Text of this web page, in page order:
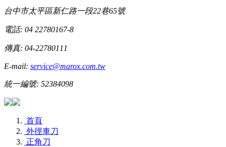
台中市太平區新仁路一段22巷65號
電話: 04 22780167-8
傳真: 04-22780111
E-mail: service@marox.com.tw
統一編號: 52384098
首頁
外徑車刀
正角刀